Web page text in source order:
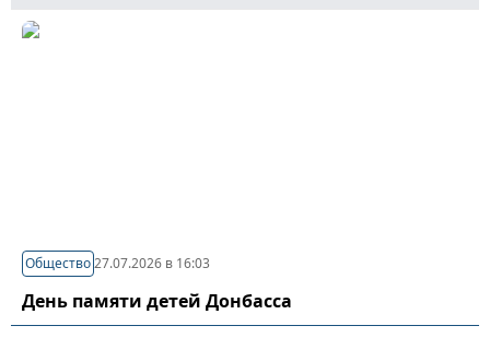
Общество27.07.2026 в 16:03
День памяти детей Донбасса